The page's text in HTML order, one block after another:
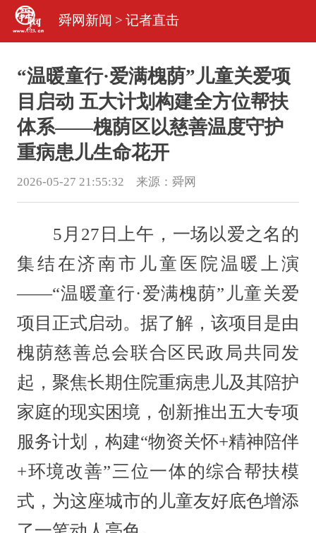
舜网新闻 > 记者直击
“温暖童行·爱满槐荫”儿童关爱项
目启动 五大计划构建全方位帮扶
体系——槐荫区以慈善温度守护
重病患儿生命花开
2026-05-27 21:55:32 来源： 舜网
5月27日上午，一场以爱之名的
集结在济南市儿童医院温暖上演
——“温暖童行·爱满槐荫”儿童关爱
项目正式启动。据了解，该项目是由
槐荫慈善总会联合区民政局共同发
起，聚焦长期住院重病患儿及其陪护
家庭的现实困境，创新推出五大专项
服务计划，构建“物资关怀+精神陪伴
+环境改善”三位一体的综合帮扶模
式，为这座城市的儿童友好底色增添